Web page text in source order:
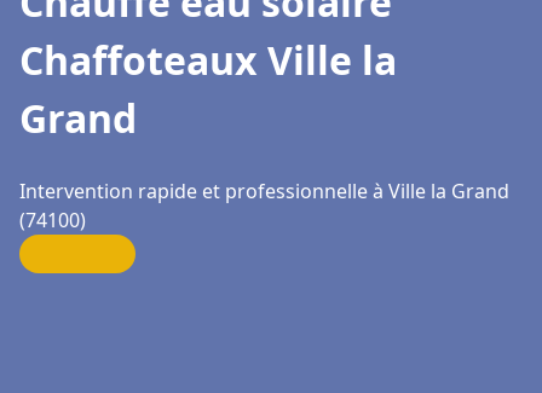
Chaffoteaux Ville la
Grand
Intervention rapide et professionnelle à Ville la Grand
(74100)